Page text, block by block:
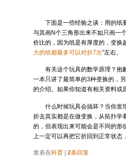
下面是一些经验之谈：用的纸
与其画N个三角形出来不如只画一
价比的，因为纸是有厚度的，变换
大的纸都最多可以对折7次”左右。
有关这个玩具的数学原理？抱
一本只讲了最简单的3种变换的，
的介绍。如果你知道有相关资料或
什么时候玩具会搞坏？当你发
折去其实都是在做变换，从拓扑学
的，但表现出来可能会是不同的形
上一定可以再把它折回到正常状
发表在科普 |2条回复